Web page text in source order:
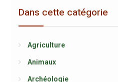
Dans cette catégorie
Agriculture
Animaux
Archéologie